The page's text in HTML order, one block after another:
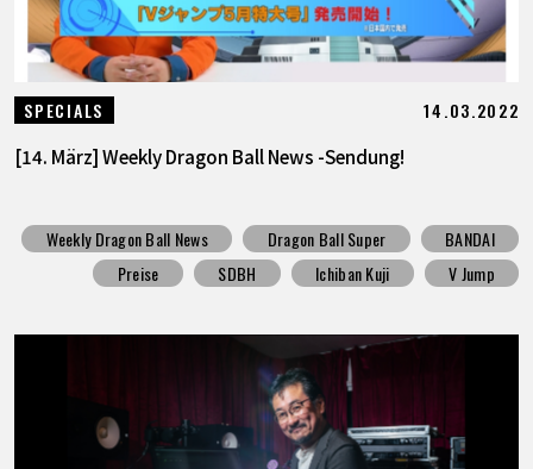
SPECIALS 14.03.2022
[14. März] Weekly Dragon Ball News -Sendung!
Weekly Dragon Ball News Dragon Ball Super
BANDAI
Preise
SDBH Ichiban Kuji V Jump